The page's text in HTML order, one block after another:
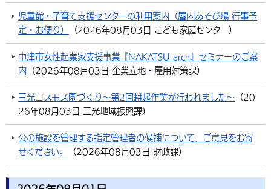
児童館・子育て支援センターの利用案内（屋内あそび場 行事予
定・お便り）
（2026年08月03日 こども家庭センター）
中津市女性起業家支援事業『NAKATSU arch』セミナーのご案
内 （2026年08月03日 企業立地・雇用対策課）
三光コスモス園づくり～第2回耕起作業が行われました～ （20
26年08月03日 三光地域振興課）
公の施設を管理する指定管理者の候補について、ご意見をお寄
せください。
（2026年08月03日 財政課）